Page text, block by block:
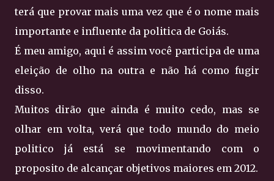
terá que provar mais uma vez que é o nome mais
importante e influente da politica de Goiás.
É meu amigo, aqui é assim você participa de uma
eleição de olho na outra e não há como fugir
disso.
Muitos dirão que ainda é muito cedo, mas se
olhar em volta, verá que todo mundo do meio
politico já está se movimentando com o
proposito de alcançar objetivos maiores em 2012.